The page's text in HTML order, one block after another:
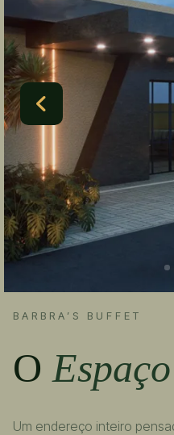
BARBRA’S BUFFET
OEspaço
Um endereço inteiro